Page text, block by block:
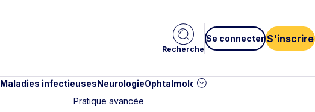
Recherche
Se connecter S'inscrire
Maladies infectieusesNeurologieOphtalmologie
Pratique avancée